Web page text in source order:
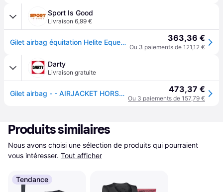
Sport Is Good
Livraison 6,99 €
Gilet airbag équitation Helite Equestrian Airjacket - Noir 363,36 €
Ou 3 paiements de 121,12 €
Darty
Livraison gratuite
Gilet airbag - - AIRJACKET HORSE M Gilet airbag autogonflant pour cavalier - M 473,37 €
Ou 3 paiements de 157,79 €
Produits similaires
Nous avons choisi une sélection de produits qui pourraient
vous intéresser. Tout afficher
Tendance